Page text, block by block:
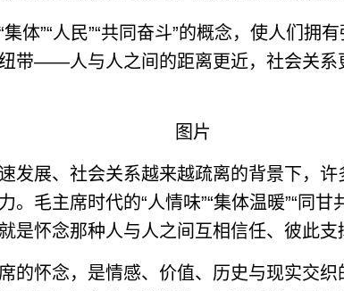
”“人民”“共同奋斗”的概念，使人们拥
带——人与人之间的距离更近，社会关系
展、社会关系越来越疏离的背景下，许
。毛主席时代的“人情味”“集体温暖”“同甘
是怀念那种人与人之间互相信任、彼此支
怀念，是情感、价值、历史与现实交织